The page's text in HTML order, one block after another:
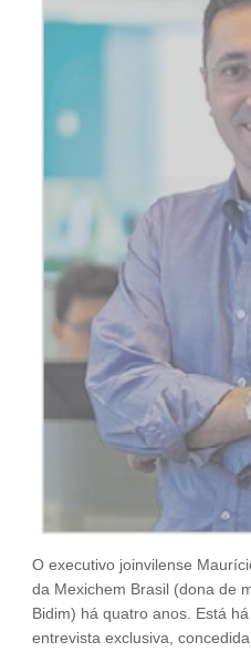
Fale Conosco
NOSSAS ASSOCIADAS
VAGAS
O executivo joinvilense
da Mexichem Brasil (dona de
Bidim) há quatro anos. Está
entrevista exclusiva,